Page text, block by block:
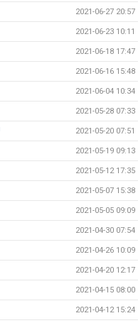
2021-06-27 20:57
2021-06-23 10:11
2021-06-18 17:47
2021-06-16 15:48
2021-06-04 10:34
2021-05-28 07:33
2021-05-20 07:51
2021-05-19 09:13
2021-05-12 17:35
2021-05-07 15:38
2021-05-05 09:09
2021-04-30 07:54
2021-04-26 10:09
2021-04-20 12:17
2021-04-15 08:00
2021-04-12 15:24